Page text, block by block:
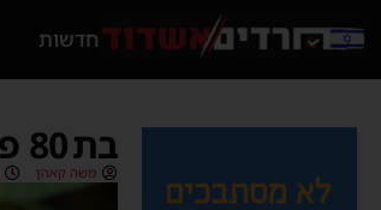
חדשות
בת 80 פונתה לבית החולים לאחר שהוכשה מנחש צפע
משה קאהן